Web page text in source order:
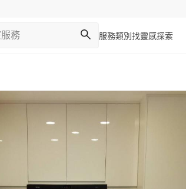
服務類別 找靈感探索